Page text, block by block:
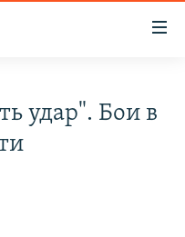
удар". Бои в